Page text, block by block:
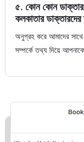
৫. কোন কোন
কলকাতার ডাক্তারদের
অনুগ্রহ করে আমাদের সাথে
সম্পর্কে তথ্য দিয়ে